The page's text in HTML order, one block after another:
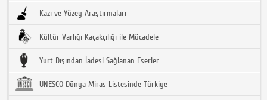
Kazı ve Yüzey Araştırmaları
Kültür Varlığı Kaçakçılığı ile Mücadele
Yurt Dışından İadesi Sağlanan Eserler
UNESCO Dünya Miras Listesinde Türkiye